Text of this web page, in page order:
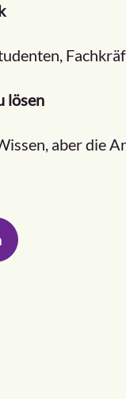
lösen
aber die